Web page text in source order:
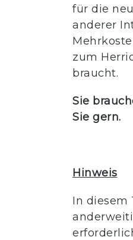
für die
anderer
zum
braucht.
Sie
Sie gern.
Hinweis
In diesem